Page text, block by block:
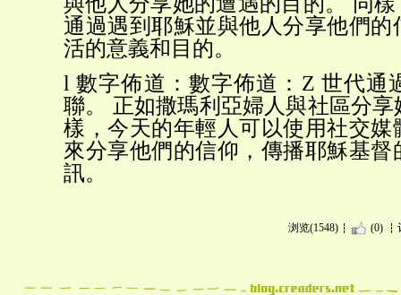
通過遇到耶穌並與他人分享他們的
活的意義和目的。
l數字佈道：數字佈道： Z 世代通
聯。 正如撒瑪利亞婦人與社區分
樣，今天的年輕人可以使用社交媒
來分享他們的信仰，傳播耶穌基督
訊。
浏览(1548) (0)